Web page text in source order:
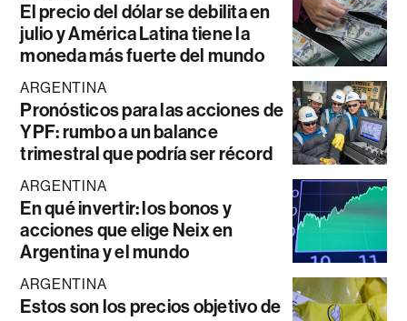
El precio del dólar se debilita en
julio y América Latina tiene la
moneda más fuerte del mundo
ARGENTINA
Pronósticos para las acciones de
YPF: rumbo a un balance
trimestral que podría ser récord
ARGENTINA
En qué invertir: los bonos y
acciones que elige Neix en
Argentina y el mundo
ARGENTINA
Estos son los precios objetivo de